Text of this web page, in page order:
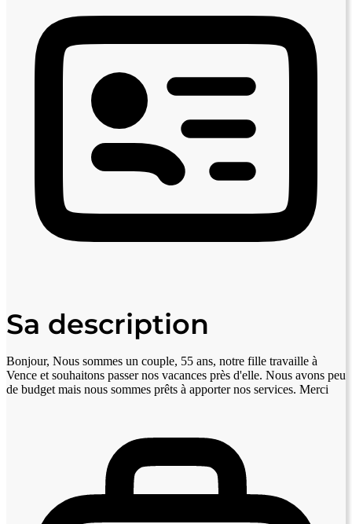
Sa description
Bonjour, Nous sommes un couple, 55 ans, notre fille travaille à
Vence et souhaitons passer nos vacances près d'elle. Nous avons peu
de budget mais nous sommes prêts à apporter nos services. Merci